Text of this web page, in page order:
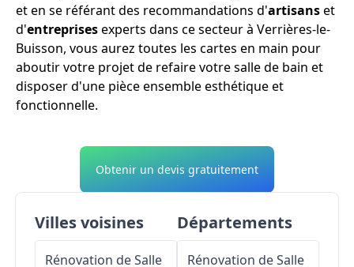
et en se référant des recommandations d'artisanset
d'entreprisesexperts dans ce secteur à Verrières-le-
Buisson, vous aurez toutes les cartes en main pour
aboutir votre projet de refaire votre salle de bain et
disposer d'une pièce ensemble esthétique et
fonctionnelle.
Obtenir un devis gratuitement
Villes voisines
Rénovation de Salle
Départements
Rénovation de Salle